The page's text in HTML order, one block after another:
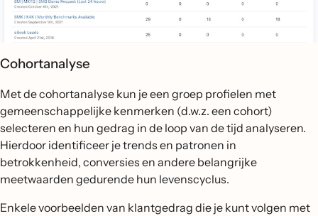
Cohortanalyse
Met de cohortanalyse kun je een groep profielen met
gemeenschappelijke kenmerken (d.w.z. een cohort)
selecteren en hun gedrag in de loop van de tijd analyseren.
Hierdoor identificeer je trends en patronen in
betrokkenheid, conversies en andere belangrijke
meetwaarden gedurende hun levenscyclus.
Enkele voorbeelden van klantgedrag die je kunt volgen met